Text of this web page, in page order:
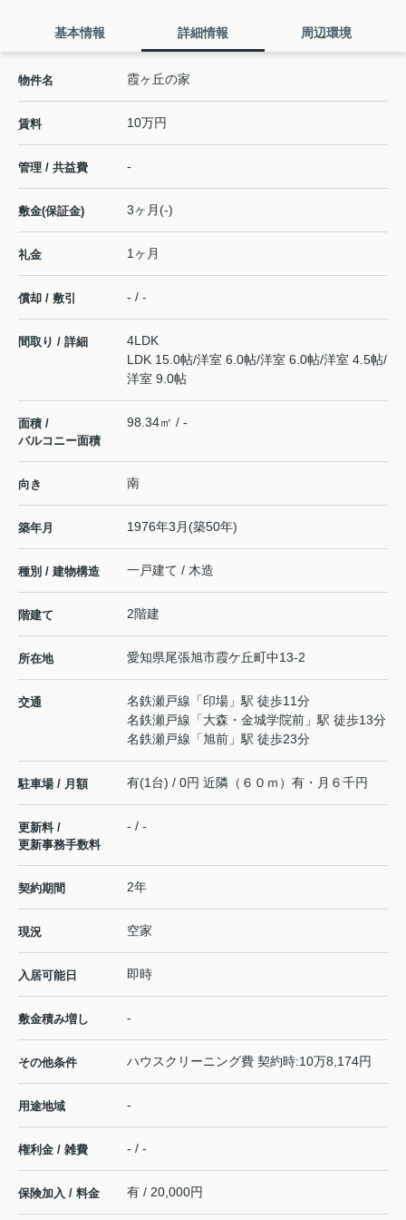
基本情報 詳細情報 周辺環境
物件名 霞ヶ丘の家
賃料 10万円
管理 / 共益費 -
敷金(保証金) 3ヶ月(-)
礼金 1ヶ月
償却 / 敷引 - / -
間取り / 詳細
4LDK
LDK 15.0帖/洋室 6.0帖/洋室 6.0帖/洋室 4.5帖/
洋室 9.0帖
面積 /
バルコニー面積
98.34㎡ / -
向き 南
築年月 1976年3月(築50年)
種別 / 建物構造 一戸建て / 木造
階建て 2階建
所在地 愛知県尾張旭市霞ケ丘町中13-2
交通 名鉄瀬戸線 「印場 」駅 徒歩11分
名鉄瀬戸線 「大森・金城学院前 」駅 徒歩13分
名鉄瀬戸線 「旭前 」駅 徒歩23分
駐車場 / 月額 有(1台) / 0円 近隣（６０ｍ）有・月６千円
更新料 /
更新事務手数料
- / -
契約期間 2年
現況 空家
入居可能日 即時
敷金積み増し -
その他条件 ハウスクリーニング費 契約時:10万8,174円
用途地域 -
権利金 / 雑費 - / -
保険加入 / 料金 有 / 20,000円